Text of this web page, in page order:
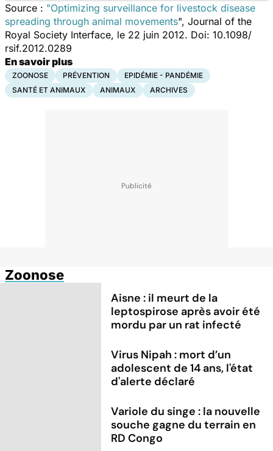
Source : "Optimizing surveillance for livestock disease
spreading through animal movements", Journal of the
Royal Society Interface, le 22 juin 2012. Doi: 10.1098/​
rsif.2012.0289
En savoir plus
ZOONOSE PRÉVENTION
EPIDÉMIE - PANDÉMIE
SANTÉ ET ANIMAUX
ANIMAUX ARCHIVES
Zoonose
Aisne : il meurt de la
leptospirose après avoir été
mordu par un rat infecté
Virus Nipah : mort d’un
adolescent de 14 ans, l'état
d'alerte déclaré
Variole du singe : la nouvelle
souche gagne du terrain en
RD Congo